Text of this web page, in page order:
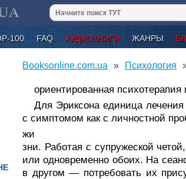
100 FAQ АУДИОКНИГИ ЖАНРЫ
Booksonline.com.ua Психология
ориентированная психотерапия
Для Эриксона единица
с симптомом как с личностной
жи
зни. Работая с супружеской
или одновременно обоих. На
в другом — потребовать их